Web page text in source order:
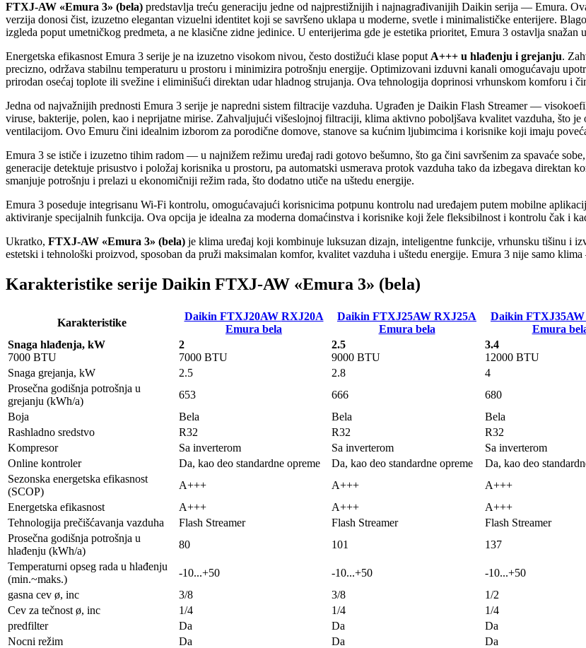
FTXJ-AW «Emura 3» (bela) predstavlja treću generaciju jedne od najprestižnijih i najnagrađivanijih Daikin serija — Emura.
verzija donosi čist, izuzetno elegantan vizuelni identitet koji se savršeno uklapa u moderne, svetle i minimalističke enterijere.
izgleda poput umetničkog predmeta, a ne klasične zidne jedinice. U enterijerima gde je estetika prioritet, Emura 3 ostavlja snažan
Energetska efikasnost Emura 3 serije je na izuzetno visokom nivou, često dostižući klase poput A+++ u hlađenju i grejanju.
precizno, održava stabilnu temperaturu u prostoru i minimizira potrošnju energije. Optimizovani izduvni kanali omogućavaju
prirodan osećaj toplote ili svežine i eliminišući direktan udar hladnog strujanja. Ova tehnologija doprinosi vrhunskom komforu i
Jedna od najvažnijih prednosti Emura 3 serije je napredni sistem filtracije vazduha. Ugrađen je Daikin Flash Streamer —
viruse, bakterije, polen, kao i neprijatne mirise. Zahvaljujući višeslojnoj filtraciji, klima aktivno poboljšava kvalitet vazduha, što
ventilacijom. Ovo Emuru čini idealnim izborom za porodične domove, stanove sa kućnim ljubimcima i korisnike koji imaju
Emura 3 se ističe i izuzetno tihim radom — u najnižem režimu uređaj radi gotovo bešumno, što ga čini savršenim za spavaće
generacije detektuje prisustvo i položaj korisnika u prostoru, pa automatski usmerava protok vazduha tako da izbegava direktan
smanjuje potrošnju i prelazi u ekonomičniji režim rada, što dodatno utiče na uštedu energije.
Emura 3 poseduje integrisanu Wi-Fi kontrolu, omogućavajući korisnicima potpunu kontrolu nad uređajem putem mobilne
aktiviranje specijalnih funkcija. Ova opcija je idealna za moderna domaćinstva i korisnike koji žele fleksibilnost i kontrolu čak i
Ukratko, FTXJ-AW «Emura 3» (bela) je klima uređaj koji kombinuje luksuzan dizajn, inteligentne funkcije, vrhunsku tišinu i
estetski i tehnološki proizvod, sposoban da pruži maksimalan komfor, kvalitet vazduha i uštedu energije. Emura 3 nije samo
Karakteristike serije Daikin FTXJ-AW «Emura 3» (bela)
Karakteristike
Daikin FTXJ20AW RXJ20A
Emura bela
Daikin FTXJ25AW RXJ25A
Emura bela
Daikin FTXJ35AW
Emura
Snaga hlađenja, kW
7000 BTU
2
7000 BTU
2.5
9000 BTU
3.4
12000 BTU
Snaga grejanja, kW
2.5 2.8 4
Prosečna godišnja potrošnja u
grejanju (kWh/a)
653 666 680
Boja
Bela Bela Bela
Rashladno sredstvo
R32 R32 R32
Kompresor
Sa inverterom Sa inverterom Sa inverterom
Online kontroler
Da, kao deo standardne opreme Da, kao deo standardne opreme Da, kao deo
Sezonska energetska efikasnost
(SCOP)
A+++ A+++ A+++
Energetska efikasnost
A+++ A+++ A+++
Tehnologija prečišćavanja vazduha
Flash Streamer Flash Streamer Flash Streamer
Prosečna godišnja potrošnja u
hlađenju (kWh/a)
80 101 137
Temperaturni opseg rada u hlađenju
(min.~maks.)
-10...+50 -10...+50 -10...+50
gasna cev ø, inc
3/8 3/8 1/2
Cev za tečnost ø, inc
1/4 1/4 1/4
predfilter
Da Da Da
Nocni režim
Da Da Da